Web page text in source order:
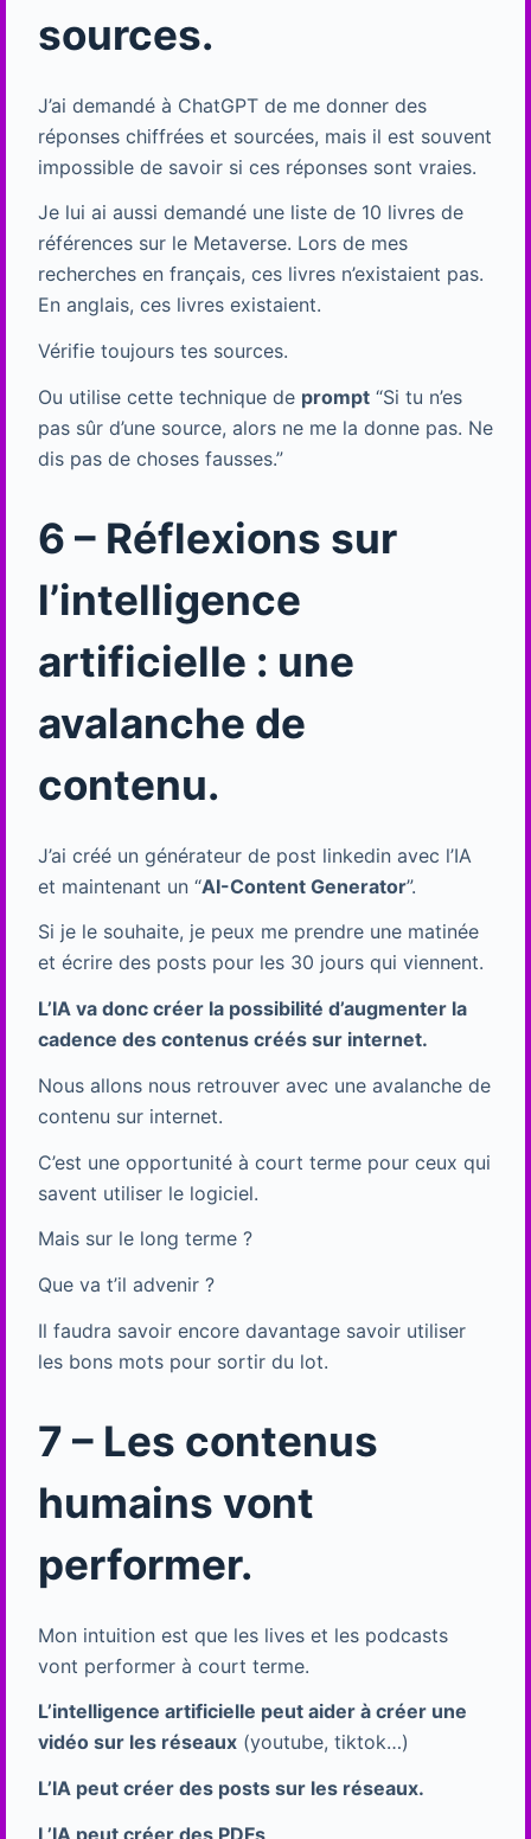
sources.
J’ai demandé à ChatGPT de me donner des
réponses chiffrées et sourcées, mais il est souvent
impossible de savoir si ces réponses sont vraies.
Je lui ai aussi demandé une liste de 10 livres de
références sur le Metaverse. Lors de mes
recherches en français, ces livres n’existaient pas.
En anglais, ces livres existaient.
Vérifie toujours tes sources.
Ou utilise cette technique de prompt“Si tu n’es
pas sûr d’une source, alors ne me la donne pas. Ne
dis pas de choses fausses.”
6 – Réflexions sur
l’intelligence
artificielle : une
avalanche de
contenu.
J’ai créé un générateur de post linkedin avec l’IA
et maintenant un “AI-Content Generator”.
Si je le souhaite, je peux me prendre une matinée
et écrire des posts pour les 30 jours qui viennent.
L’IA va donc créer la possibilité d’augmenter la
cadence des contenus créés sur internet.
Nous allons nous retrouver avec une avalanche de
contenu sur internet.
C’est une opportunité à court terme pour ceux qui
savent utiliser le logiciel.
Mais sur le long terme ?
Que va t’il advenir ?
Il faudra savoir encore davantage savoir utiliser
les bons mots pour sortir du lot.
7 – Les contenus
humains vont
performer.
Mon intuition est que les lives et les podcasts
vont performer à court terme.
L’intelligence artificielle peut aider à créer une
vidéo sur les réseaux(youtube, tiktok…)
L’IA peut créer des posts sur les réseaux.
L’IA peut créer des PDFs.